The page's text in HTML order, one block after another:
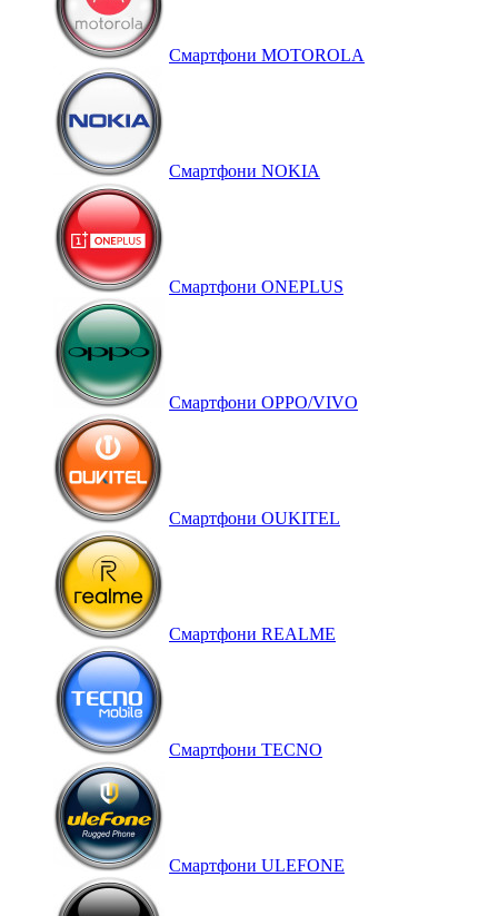
Смартфони MOTOROLA
Смартфони NOKIA
Смартфони ONEPLUS
Смартфони OPPO/VIVO
Смартфони OUKITEL
Смартфони REALME
Смартфони TECNO
Смартфони ULEFONE